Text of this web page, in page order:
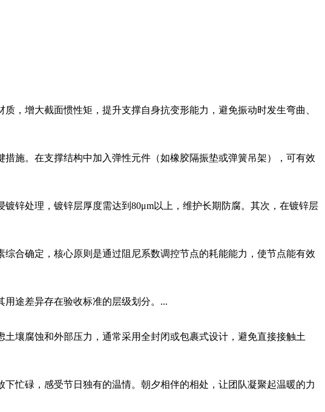
，增大截面惯性矩，提升支撑自身抗变形能力，避免振动时发生弯曲、
施。在支撑结构中加入弹性元件（如橡胶隔振垫或弹簧吊架），可有效
锌处理，镀锌层厚度需达到80μm以上，维护长期防腐。其次，在镀锌层
合确定，核心原则是通过阻尼系数调控节点的耗能能力，使节点能有效
途差异存在验收标准的层级划分。...
壤腐蚀和外部压力，通常采用全封闭或包裹式设计，避免直接接触土
忙碌，感受节日独有的温情。朝夕相伴的相处，让团队凝聚起温暖的力